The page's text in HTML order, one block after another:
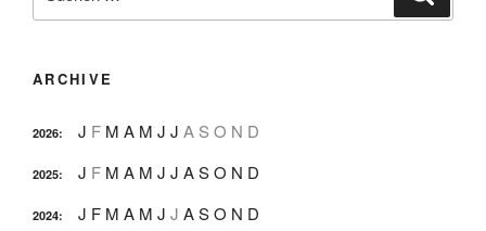
nach:
ARCHIVE
2026: J F M A M J J A S O N D
2025: J F M A M J J ASO N D
2024: J F M A M J J ASO N D